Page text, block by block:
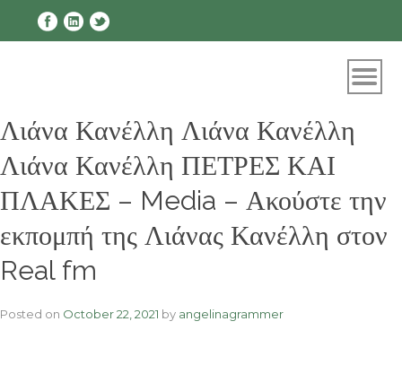
Λιάνα Κανέλλη Λιάνα Κανέλλη
Λιάνα Κανέλλη ΠΕΤΡΕΣ ΚΑΙ
ΠΛΑΚΕΣ – Media – Ακούστε την
εκπομπή της Λιάνας Κανέλλη στον
Real fm
Posted on October 22, 2021 by angelinagrammer